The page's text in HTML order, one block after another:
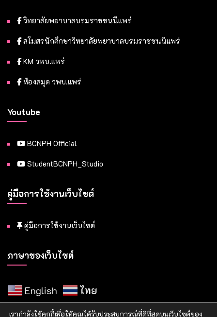
วิทยาลัยพยาบาลบรมราชชนนีแพร่
สโมสรนักศึกษาวิทยาลัยพยาบาลบรมราชชนนีแพร่
KM วพบ.แพร่
ห้องสมุด วพบ.แพร่
Youtube
BCNPH Official
StudentBCNPH_Studio
คู่มือการใช้งานเว็บไซต์
คู่มือการใช้งานเว็บไซต์
ภาษาของเว็บไซต์
English ไทย
เรากำลังใช้คุกกี้เพื่อให้คุณได้รับประสบการณ์ที่ดีที่สุดบนเว็บไซต์ของ